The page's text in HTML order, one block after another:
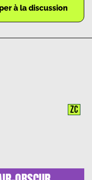
à la discussion
ZC